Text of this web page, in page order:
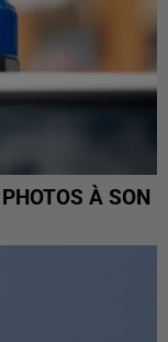
À SON